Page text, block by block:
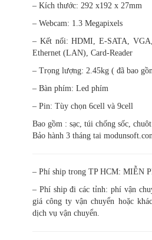
– Kích thước: 292 x192 x 27mm
– Webcam: 1.3 Megapixels
– Kết nối: HDMI, E-SATA,
Ethernet (LAN), Card-Reader
– Trọng lượng: 2.45kg ( đã bao
– Bàn phím: Led phím
– Pin: Tùy chọn 6cell và 9cell
Bao gồm : sạc, túi chống sốc, chuôt
Bảo hành 3 tháng tai
– Phí ship trong TP HCM: MIỄN
– Phí ship đi các tỉnh: phí vận
giá công ty vận chuyển hoặc
dịch vụ vận chuyển.